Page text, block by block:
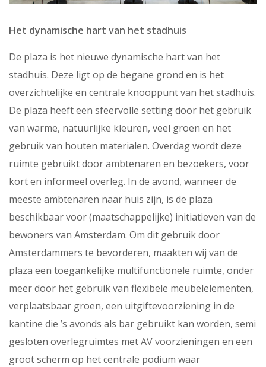
Het dynamische hart van het stadhuis
De plaza is het nieuwe dynamische hart van het
stadhuis. Deze ligt op de begane grond en is het
overzichtelijke en centrale knooppunt van het stadhuis.
De plaza heeft een sfeervolle setting door het gebruik
van warme, natuurlijke kleuren, veel groen en het
gebruik van houten materialen. Overdag wordt deze
ruimte gebruikt door ambtenaren en bezoekers, voor
kort en informeel overleg. In de avond, wanneer de
meeste ambtenaren naar huis zijn, is de plaza
beschikbaar voor (maatschappelijke) initiatieven van de
bewoners van Amsterdam. Om dit gebruik door
Amsterdammers te bevorderen, maakten wij van de
plaza een toegankelijke multifunctionele ruimte, onder
meer door het gebruik van flexibele meubelelementen,
verplaatsbaar groen, een uitgiftevoorziening in de
kantine die ’s avonds als bar gebruikt kan worden, semi
gesloten overlegruimtes met AV voorzieningen en een
groot scherm op het centrale podium waar